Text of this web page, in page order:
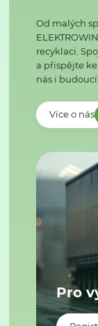
Od malých
recyklaci.
a přispějte
nás i
Více o nás
Pro